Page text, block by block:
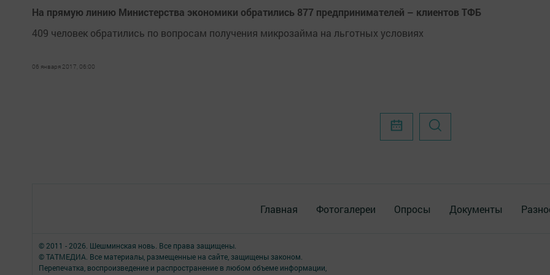
На прямую линию Министерства экономики обратились 877 предпринимателей – клиентов ТФБ
409 человек обратились по вопросам получения микрозайма на льготных условиях
06 января 2017, 06:00
Главная Фотогалереи Опросы Документы
© 2011 - 2026. Шешминская новь. Все права защищены.
© ТАТМЕДИА. Все материалы, размещенные на сайте, защищены законом.
Перепечатка, воспроизведение и распространение в любом объеме информации,